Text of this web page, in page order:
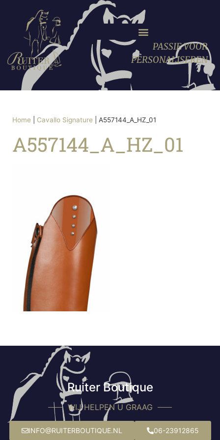
PASSIE VOOR
PERSONALISEREN
Home Cavallo Signature A557144_A_HZ_01
A557144_A_HZ_01
Ruiter Boutique
WIJ HELPEN U GRAAG
INFO@RUITERBOUTIQUE.NL 06-23912865